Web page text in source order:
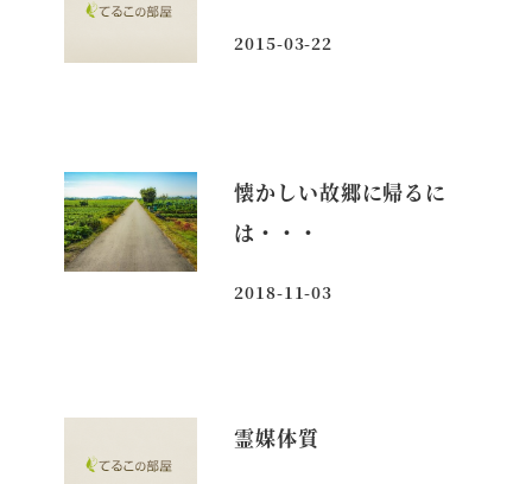
投稿日
2015-03-22
懐かしい故郷に帰るに
は・・・
投稿日
2018-11-03
霊媒体質